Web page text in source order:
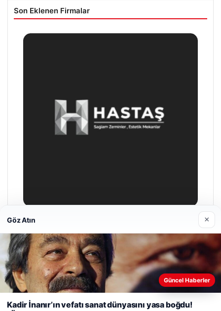
Son Eklenen Firmalar
29/04/2026
Web sitemizi nasıl kullandığınızı daha iyi anlayabilmek,
deneyiminizi kişiselleştirmek ve geliştirmek amacıyla çerezler
kullanıyoruz.
Çerez Politikamız
Göz Atın ×
Güncel Haberler
Kadir İnanır’ın vefatı sanat dünyasını yasa boğdu!